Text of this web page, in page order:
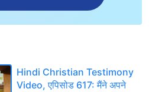
Hindi Christian Testimony
Video, एपिसोड 617: मैंने अपने